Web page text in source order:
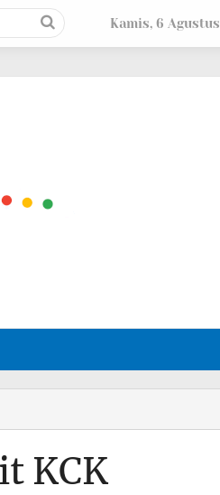
Kamis, 6
KCK